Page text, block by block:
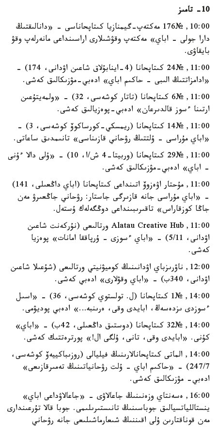
10- تامىز
10:00, №176 مەكتەپ-گيمنازيا كىتاپحاناسى - «دانالىقتىڭ
دارا جولى - اباي» مەكتەپ وقۋشىلارى اراسىنداعى مانەرلەپ وقۋ
بايقاۋى.
11:00, №24 كىتاپحانا (4-اينابۇلاق شاعىن اۋدانى، 174) -
«ادامزاتتىڭ الىبى - حاكىم اباي» ادەبي-مۋزىكالىق كەشى.
11:00, №6 كىتاپحانا (تاتار كوشەسى، 32) - «ولمەيتۇعىن
ارتىنا ءسوز قالدىرعان» ادەبي-پوەزيالىق كەشى.
11:00, №14 كىتاپحانا (ريمسكي-كورساكوۆ كوشەسى، 3) -
«اباي مۇراسى - ۇلتتىڭ رۋحاني قازىناسى» تانىمدىق ساعاتى.
11:00, №29 كىتاپحانا (وربيتا-4 ش/ا، 10) - «ۇلى دالا ءۇنى
- اباي» ادەبي-مۋزىكالىق كەشى.
11:00, مۇحتار اۋەزوۆ اتىنداعى كىتاپحانا (اباي داڭعىلى، 141)
- «اباي مۇراسى جانە قازىرگى جاستار: رۋحاني جاڭعىرۋ مەن
جاڭا كوزقاراس» تاقىرىبىنداعى دوڭگەلەك ۇستەل.
11:00, Alatau Creative Hub ورتالىعى (نۇركەنت شاعىن
اۋدانى، 5/11) - «اباي ءسوزى - ۇرپاققا امانات» پوەزيا
كەشى.
12:00, ناۋرىزباي اۋدانىنىڭ كوميۋنيتي ورتالىعى (شۇعىلا شاعىن
اۋدانى، 340ب) - «اباي وقۋلارى» ادەبي كەشى.
14:00, №1 كىتاپحانا (ل. تولستوي كوشەسى، 36) - «اسىل
ءسوزدى ىزدەسەڭ، ابايدى وقى، ەرىنبە…» ادەبي پوديۋمى.
14:00, №32 كىتاپحانا (دوستىق داڭعىلى، 42ب) - «اباي»
كۇنى. «ابايدى وقى، تانى، ۇلگى ال!» پورترەتتىك كەشى.
14:00, الماتى كىتاپحانالارىنىڭ فيليالى (روزىباكييەۆ كوشەسى،
247/7) - «حاكىم اباي - ۇلت رۋحانياتىنىڭ تەمىرقازىعى»
ادەبي- مۋزىكالىق كەشى.
16:00, ەسەنتاي وزەنىنىڭ جاعالاۋى - «جاعالاۋداعى اباي»
ينستاللياتسيالىق جوباسىنىڭ تانىستىرىلىمى. جوبا قالا تۇرعىندارى
مەن قوناقتارىن ۇلى اقىننىڭ شىعارماشىلىعى جانە رۋحاني